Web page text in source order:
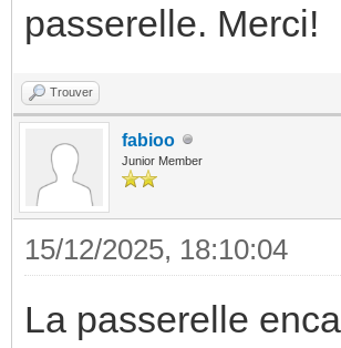
passerelle. Merci!
Trouver
fabioo
Junior Member
15/12/2025, 18:10:04
La passerelle